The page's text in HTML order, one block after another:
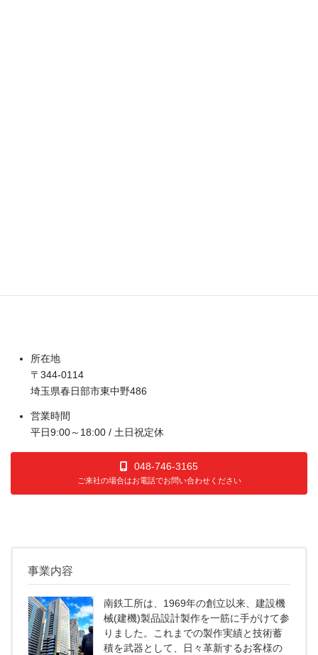
所在地
〒344-0114
埼玉県春日部市東中野486
営業時間
平日9:00～18:00 / 土日祝定休
048-746-3165
ご来社の場合はお電話でお問い合わせください
事業内容
南鉄工所は、1969年の創立以来、建設機
械(建機)製品設計製作を一筋に手がけて参
りました。これまでの製作実績と技術蓄
積を武器として、日々革新するお客様の